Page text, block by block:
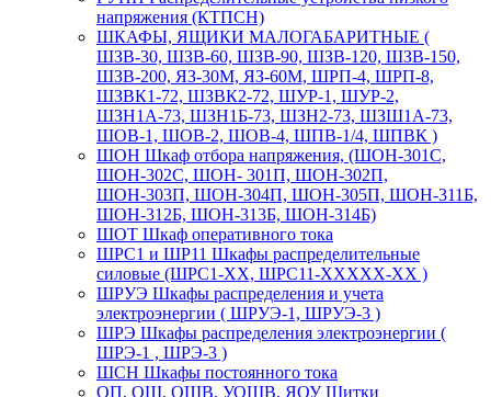
напряжения (КТПСН)
ШКАФЫ, ЯЩИКИ МАЛОГАБАРИТНЫЕ (
ШЗВ-30, ШЗВ-60, ШЗВ-90, ШЗВ-120, ШЗВ-150,
ШЗВ-200, ЯЗ-30М, ЯЗ-60М, ШРП-4, ШРП-8,
ШЗВК1-72, ШЗВК2-72, ШУР-1, ШУР-2,
ШЗН1А-73, ШЗН1Б-73, ШЗН2-73, ШЗШ1А-73,
ШОВ-1, ШОВ-2, ШОВ-4, ШПВ-1/4, ШПВК )
ШОН Шкаф отбора напряжения, (ШОН-301С,
ШОН-302С, ШОН- 301П, ШОН-302П,
ШОН-303П, ШОН-304П, ШОН-305П, ШОН-311Б,
ШОН-312Б, ШОН-313Б, ШОН-314Б)
ШОТ Шкаф оперативного тока
ШРС1 и ШР11 Шкафы распределительные
силовые (ШРС1-ХХ, ШРС11-ХХХХХ-ХХ )
ШРУЭ Шкафы распределения и учета
электроэнергии ( ШРУЭ-1, ШРУЭ-3 )
ШРЭ Шкафы распределения электроэнергии (
ШРЭ-1 , ШРЭ-3 )
ШСН Шкафы постоянного тока
ОП, ОЩ, ОЩВ, УОЩВ, ЯОУ Щитки